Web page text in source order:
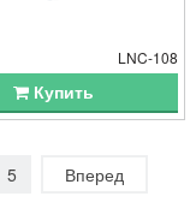
LNC-108
Купить
5 Вперед